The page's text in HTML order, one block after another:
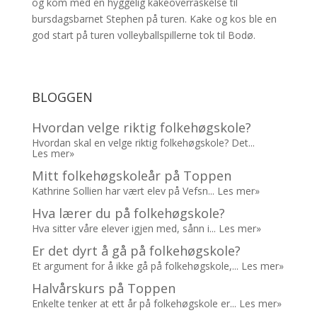
bursdagsbarnet Stephen på turen. Kake og kos ble en
god start på turen volleyballspillerne tok til Bodø.
BLOGGEN
Hvordan velge riktig folkehøgskole?
Hvordan skal en velge riktig folkehøgskole? Det...
Les mer»
Mitt folkehøgskoleår på Toppen
Kathrine Sollien har vært elev på Vefsn... Les mer»
Hva lærer du på folkehøgskole?
Hva sitter våre elever igjen med, sånn i... Les mer»
Er det dyrt å gå på folkehøgskole?
Et argument for å ikke gå på folkehøgskole,... Les mer»
Halvårskurs på Toppen
Enkelte tenker at ett år på folkehøgskole er... Les mer»